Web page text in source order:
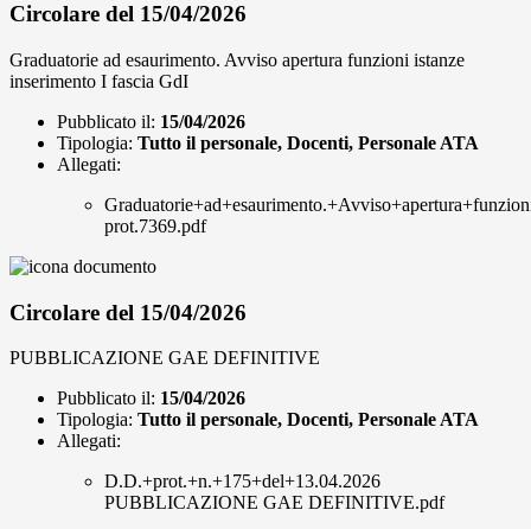
Circolare del 15/04/2026
Graduatorie ad esaurimento. Avviso apertura funzioni istanze
inserimento I fascia GdI
Pubblicato il: 15/04/2026
Tipologia: Tutto il personale, Docenti, Personale ATA
Allegati:
prot.7369.pdf
Circolare del 15/04/2026
PUBBLICAZIONE GAE DEFINITIVE
Pubblicato il: 15/04/2026
Tipologia: Tutto il personale, Docenti, Personale ATA
Allegati:
D.D.+prot.+n.+175+del+13.04.2026
PUBBLICAZIONE GAE DEFINITIVE.pdf